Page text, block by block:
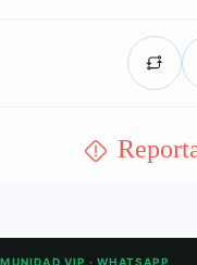
VIP · WHATSAPP